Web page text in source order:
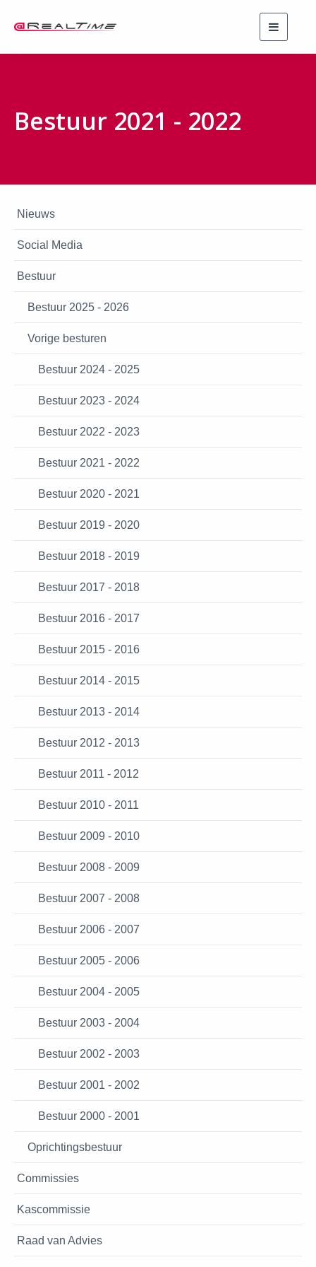
Bestuur 2021 - 2022
Nieuws
Social Media
Bestuur
Bestuur 2025 - 2026
Vorige besturen
Bestuur 2024 - 2025
Bestuur 2023 - 2024
Bestuur 2022 - 2023
Bestuur 2021 - 2022
Bestuur 2020 - 2021
Bestuur 2019 - 2020
Bestuur 2018 - 2019
Bestuur 2017 - 2018
Bestuur 2016 - 2017
Bestuur 2015 - 2016
Bestuur 2014 - 2015
Bestuur 2013 - 2014
Bestuur 2012 - 2013
Bestuur 2011 - 2012
Bestuur 2010 - 2011
Bestuur 2009 - 2010
Bestuur 2008 - 2009
Bestuur 2007 - 2008
Bestuur 2006 - 2007
Bestuur 2005 - 2006
Bestuur 2004 - 2005
Bestuur 2003 - 2004
Bestuur 2002 - 2003
Bestuur 2001 - 2002
Bestuur 2000 - 2001
Oprichtingsbestuur
Commissies
Kascommissie
Raad van Advies